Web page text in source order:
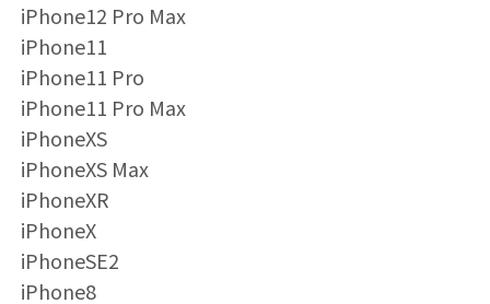
iPhone12 Pro Max
iPhone11
iPhone11 Pro
iPhone11 Pro Max
iPhoneXS
iPhoneXS Max
iPhoneXR
iPhoneX
iPhoneSE2
iPhone8